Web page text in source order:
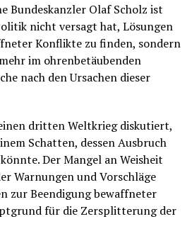
Bundeskanzler Olaf Scholz ist
nicht versagt hat, Lösungen
Konflikte zu finden, sondern
im ohrenbetäubenden
nach den Ursachen dieser
dritten Weltkrieg diskutiert,
Schatten, dessen Ausbruch
Der Mangel an Weisheit
Warnungen und Vorschläge
zur Beendigung bewaffneter
für die Zersplitterung der